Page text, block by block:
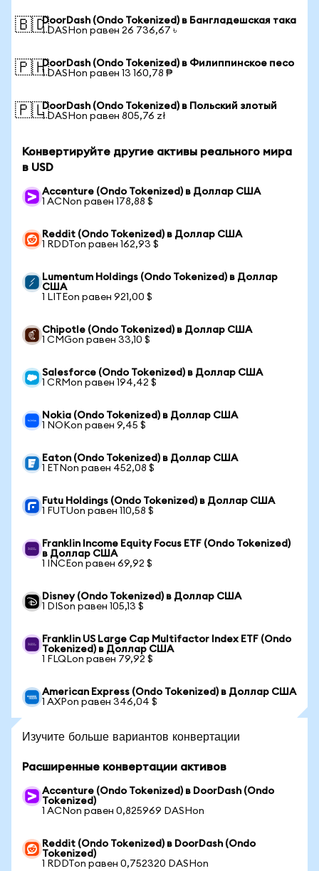
🇧🇩DoorDash (Ondo Tokenized) в Бангладешская така
1 DASHon равен 26 736,67 ৳
🇵🇭DoorDash (Ondo Tokenized) в Филиппинское песо
1 DASHon равен 13 160,78 ₱
🇵🇱DoorDash (Ondo Tokenized) в Польский злотый
1 DASHon равен 805,76 zł
Конвертируйте другие активы реального мира
в USD
Accenture (Ondo Tokenized) в Доллар США
1 ACNon равен 178,88 $
Reddit (Ondo Tokenized) в Доллар США
1 RDDTon равен 162,93 $
Lumentum Holdings (Ondo Tokenized) в Доллар
США
1 LITEon равен 921,00 $
Chipotle (Ondo Tokenized) в Доллар США
1 CMGon равен 33,10 $
Salesforce (Ondo Tokenized) в Доллар США
1 CRMon равен 194,42 $
Nokia (Ondo Tokenized) в Доллар США
1 NOKon равен 9,45 $
Eaton (Ondo Tokenized) в Доллар США
1 ETNon равен 452,08 $
Futu Holdings (Ondo Tokenized) в Доллар США
1 FUTUon равен 110,58 $
Franklin Income Equity Focus ETF (Ondo Tokenized)
в Доллар США
1 INCEon равен 69,92 $
Disney (Ondo Tokenized) в Доллар США
1 DISon равен 105,13 $
Franklin US Large Cap Multifactor Index ETF (Ondo
Tokenized) в Доллар США
1 FLQLon равен 79,92 $
American Express (Ondo Tokenized) в Доллар США
1 AXPon равен 346,04 $
Изучите больше вариантов конвертации
Расширенные конвертации активов
Accenture (Ondo Tokenized) в DoorDash (Ondo
Tokenized)
1 ACNon равен 0,825969 DASHon
Reddit (Ondo Tokenized) в DoorDash (Ondo
Tokenized)
1 RDDTon равен 0,752320 DASHon